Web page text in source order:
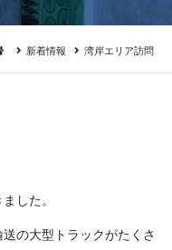
新着情報 湾岸エリア訪問
し た 。
の大型トラックがたくさ